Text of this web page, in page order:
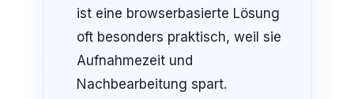
ist eine browserbasierte Lösung
oft besonders praktisch, weil sie
Aufnahmezeit und
Nachbearbeitung spart.